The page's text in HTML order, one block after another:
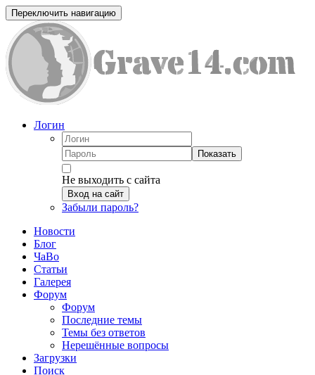
Переключить навигацию
Логин
Показать
Не выходить с сайта
Вход на сайт
Забыли пароль?
Новости
Блог
ЧаВо
Статьи
Галерея
Форум
Форум
Последние темы
Темы без ответов
Нерешённые вопросы
Загрузки
Поиск